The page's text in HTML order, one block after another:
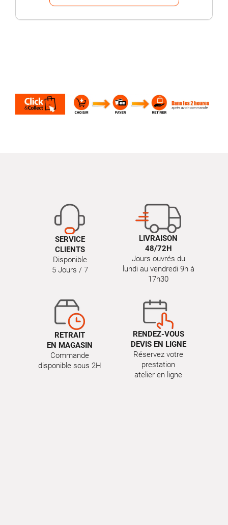
SERVICE
CLIENTS
Disponible
5 Jours / 7
LIVRAISON
48/72H
Jours ouvrés du
lundi au vendredi 9h à
17h30
RETRAIT
EN MAGASIN
Commande
disponible sous 2H
RENDEZ-VOUS
DEVIS EN LIGNE
Réservez votre
prestation
atelier en ligne